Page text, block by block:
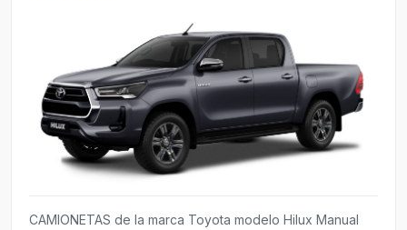
CAMIONETAS de la marca Toyota modelo Hilux Manual